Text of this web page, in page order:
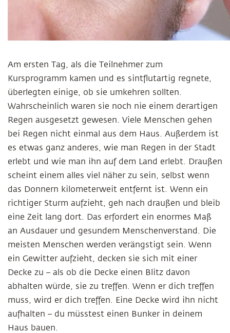
Am ersten Tag, als die Teilnehmer zum
Kursprogramm kamen und es sintflutartig regnete,
überlegten einige, ob sie umkehren sollten.
Wahrscheinlich waren sie noch nie einem derartigen
Regen ausgesetzt gewesen. Viele Menschen gehen
bei Regen nicht einmal aus dem Haus. Außerdem ist
es etwas ganz anderes, wie man Regen in der Stadt
erlebt und wie man ihn auf dem Land erlebt. Draußen
scheint einem alles viel näher zu sein, selbst wenn
das Donnern kilometerweit entfernt ist. Wenn ein
richtiger Sturm aufzieht, geh nach draußen und bleib
eine Zeit lang dort. Das erfordert ein enormes Maß
an Ausdauer und gesundem Menschenverstand. Die
meisten Menschen werden verängstigt sein. Wenn
ein Gewitter aufzieht, decken sie sich mit einer
Decke zu – als ob die Decke einen Blitz davon
abhalten würde, sie zu treffen. Wenn er dich treffen
muss, wird er dich treffen. Eine Decke wird ihn nicht
aufhalten – du müsstest einen Bunker in deinem
Haus bauen.